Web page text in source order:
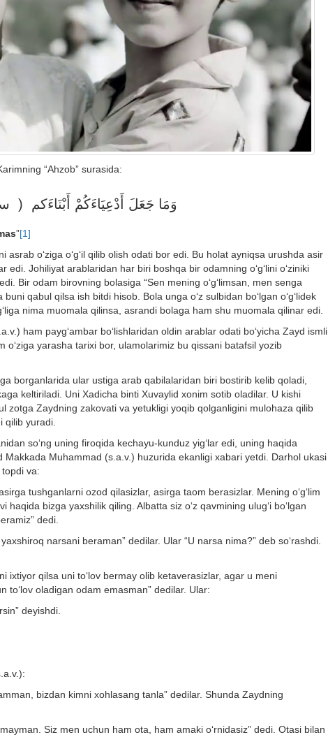
“Ahzob” surasida:
وَمَا جَعَلَ أَدْعِيَاءَكُمْ أَبْنَاءَكم (
”[1]
asrab o‘ziga o‘g‘il qilib olish odati bor edi. Bu holat ayniqsa urushda asir
edi. Johiliyat arablaridan har biri boshqa bir odamning o‘g‘lini o‘ziniki
Bir odam birovning bolasiga “Sen mening o‘g‘limsan, men senga
qabul qilsa ish bitdi hisob. Bola unga o‘z sulbidan bo‘lgan o‘g‘lidek
nima muomala qilinsa, asrandi bolaga ham shu muomala qilinar edi.
ham payg‘ambar bo‘lishlaridan oldin arablar odati bo‘yicha Zayd ismli
o‘ziga yarasha tarixi bor, ulamolarimiz bu qissani batafsil yozib
borganlarida ular ustiga arab qabilalaridan biri bostirib kelib qoladi,
keltiriladi. Uni Xadicha binti Xuvaylid xonim sotib oladilar. U kishi
zotga Zaydning zakovati va yetukligi yoqib qolganligini mulohaza qilib
qilib yuradi.
so‘ng uning firoqida kechayu-kunduz yig‘lar edi, uning haqida
Makkada Muhammad (s.a.v.) huzurida ekanligi xabari yetdi. Darhol ukasi
va:
tushganlarni ozod qilasizlar, asirga taom berasizlar. Mening o‘g‘lim
bizga yaxshilik qiling. Albatta siz o‘z qavmining ulug‘i bo‘lgan
dedi.
narsani beraman” dedilar. Ular “U narsa nima?” deb so‘rashdi.
ixtiyor qilsa uni to‘lov bermay olib ketaverasizlar, agar u meni
to‘lov oladigan odam emasman” dedilar. Ular:
deyishdi.
bizdan kimni xohlasang tanla” dedilar. Shunda Zaydning
Siz men uchun ham ota, ham amaki o‘rnidasiz” dedi. Otasi bilan